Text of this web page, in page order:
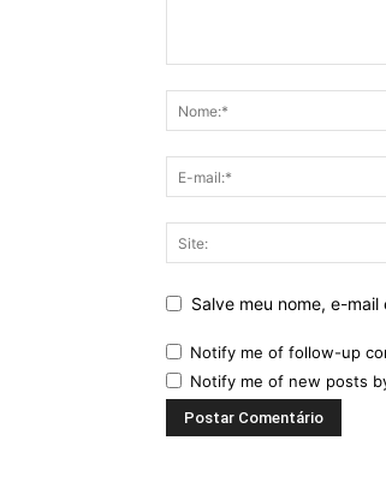
Salve meu nome, e-
Notify me of follow-up
Notify me of new posts